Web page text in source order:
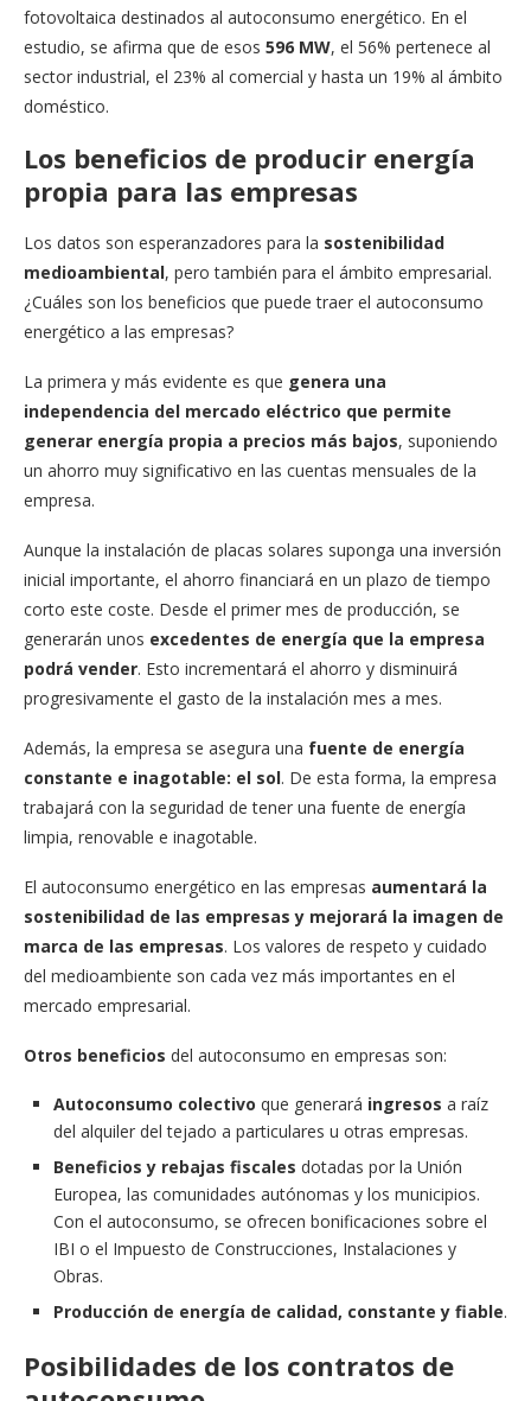
fotovoltaica destinados al autoconsumo energético. En el
estudio, se afirma que de esos 596 MW, el 56% pertenece al
sector industrial, el 23% al comercial y hasta un 19% al ámbito
doméstico.
Los beneficios de producir energía
propia para las empresas
Los datos son esperanzadores para la sostenibilidad
medioambiental, pero también para el ámbito empresarial.
¿Cuáles son los beneficios que puede traer el autoconsumo
energético a las empresas?
La primera y más evidente es que genera una
independencia del mercado eléctrico que permite
generar energía propia a precios más bajos, suponiendo
un ahorro muy significativo en las cuentas mensuales de la
empresa.
Aunque la instalación de placas solares suponga una inversión
inicial importante, el ahorro financiará en un plazo de tiempo
corto este coste. Desde el primer mes de producción, se
generarán unos excedentes de energía que la empresa
podrá vender. Esto incrementará el ahorro y disminuirá
progresivamente el gasto de la instalación mes a mes.
Además, la empresa se asegura una fuente de energía
constante e inagotable: el sol. De esta forma, la empresa
trabajará con la seguridad de tener una fuente de energía
limpia, renovable e inagotable.
El autoconsumo energético en las empresas aumentará la
sostenibilidad de las empresas y mejorará la imagen de
marca de las empresas. Los valores de respeto y cuidado
del medioambiente son cada vez más importantes en el
mercado empresarial.
Otros beneficios del autoconsumo en empresas son:
Autoconsumo colectivo que generará ingresos a raíz
del alquiler del tejado a particulares u otras empresas.
Beneficios y rebajas fiscales dotadas por la Unión
Europea, las comunidades autónomas y los municipios.
Con el autoconsumo, se ofrecen bonificaciones sobre el
IBI o el Impuesto de Construcciones, Instalaciones y
Obras.
Producción de energía de calidad, constante y fiable.
Posibilidades de los contratos de